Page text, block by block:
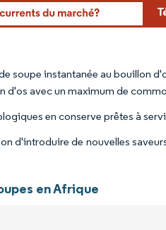
soupe instantanée au bouillon
d'os avec un maximum de
en conserve prêtes à
d'introduire de nouvelles
en Afrique